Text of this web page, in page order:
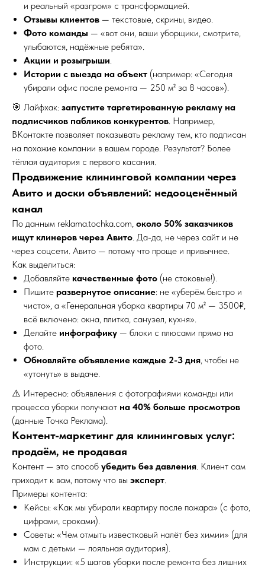
и реальный «разгром» с трансформацией.
Отзывы клиентов — текстовые, скрины, видео.
Фото команды — «вот они, ваши уборщики, смотрите,
улыбаются, надёжные ребята».
Акции и розыгрыши.
Истории с выезда на объект (например: «Сегодня
убирали офис после ремонта — 250 м² за 8 часов»).
🎯 Лайфхак: запустите таргетированную рекламу на
подписчиков пабликов конкурентов. Например,
ВКонтакте позволяет показывать рекламу тем, кто подписан
на похожие компании в вашем городе. Результат? Более
тёплая аудитория с первого касания.
Продвижение клининговой компании через
Авито и доски объявлений: недооценённый
канал
По данным reklama.tochka.com, около 50% заказчиков
ищут клинеров через Авито. Да-да, не через сайт и не
через соцсети. Авито — потому что проще и привычнее.
Как выделиться:
Добавляйте качественные фото (не стоковые!).
Пишите развернутое описание: не «уберём быстро и
чисто», а «Генеральная уборка квартиры 70 м² — 3500₽,
всё включено: окна, плитка, санузел, кухня».
Делайте инфографику — блоки с плюсами прямо на
фото.
Обновляйте объявление каждые 2-3 дня, чтобы не
«утонуть» в выдаче.
⚠️ Интересно: объявления с фотографиями команды или
процесса уборки получают на 40% больше просмотров
(данные Точка Реклама).
Контент-маркетинг для клининговых услуг:
продаём, не продавая
Контент — это способ убедить без давления. Клиент сам
приходит к вам, потому что вы эксперт.
Примеры контента:
Кейсы: «Как мы убирали квартиру после пожара» (с фото,
цифрами, сроками).
Советы: «Чем отмыть известковый налёт без химии» (для
мам с детьми — лояльная аудитория).
Инструкции: «5 шагов уборки после ремонта без лишних